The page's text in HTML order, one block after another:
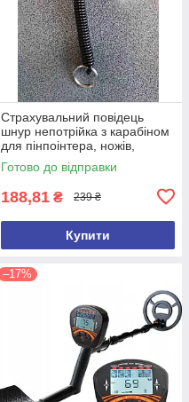
Страхувальний повідець
шнур непотрійка з карабіном
для пінпоінтера, ножів,
ліхтарів, рацій, ключів
Готово до відправки
188,81 ₴ 239 ₴
Купити
–17%